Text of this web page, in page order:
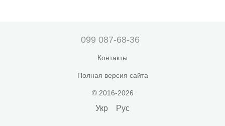
099 087-68-36
Контакты
Полная версия сайта
© 2016-2026
Укр Рус